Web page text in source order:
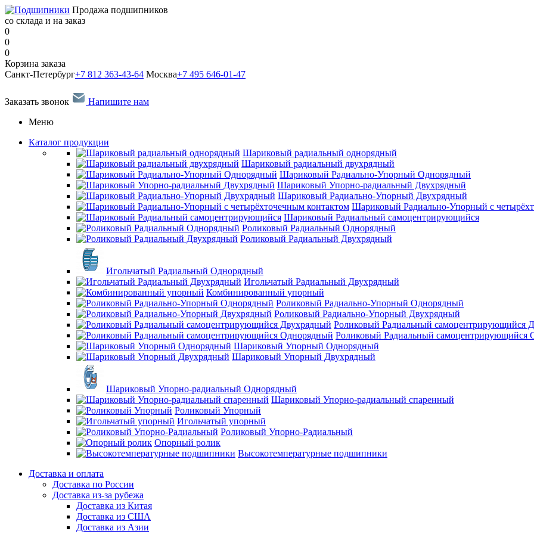
Продажа подшипников
со склада и на заказ
0
0
0
Корзина заказа
Санкт-Петербург+7 812 363-43-64 Москва+7 495 646-01-47
Заказать звонок
Напишите нам
Меню
Каталог продукции
Шариковый радиальный однорядный
Шариковый радиальный двухрядный
Шариковый Радиально-Упорный Однорядный
Шариковый Упорно-радиальный Двухрядный
Шариковый Радиально-Упорный Двухрядный
Шариковый Радиально-Упорный с
Шариковый Радиальный самоцентрирующийся
Роликовый Радиальный Однорядный
Роликовый Радиальный Двухрядный
Игольчатый Радиальный Однорядный
Игольчатый Радиальный Двухрядный
Комбинированный упорный
Роликовый Радиально-Упорный Однорядный
Роликовый Радиально-Упорный Двухрядный
Роликовый Радиальный самоцентрирующийся
Роликовый Радиальный самоцентрирующийся
Шариковый Упорный Однорядный
Шариковый Упорный Двухрядный
Шариковый Упорно-радиальный Однорядный
Шариковый Упорно-радиальный спаренный
Роликовый Упорный
Игольчатый упорный
Роликовый Упорно-Радиальный
Опорный ролик
Высокотемпературные подшипники
Доставка и оплата
Доставка по России
Доставка из-за рубежа
Доставка из Китая
Доставка из США
Доставка из Азии